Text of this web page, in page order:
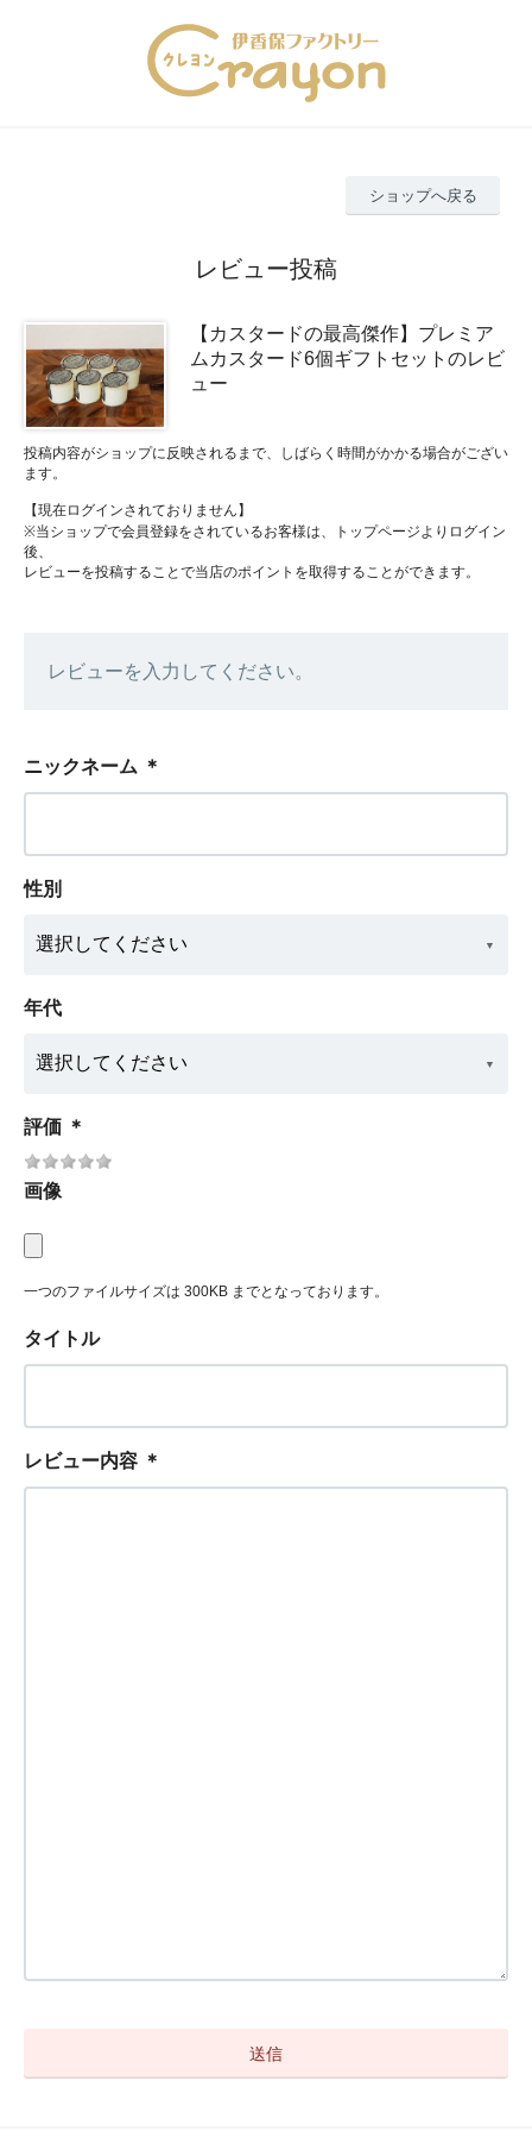
ショップへ戻る
レビュー投稿
【カスタードの最高傑作】プレミア
ムカスタード6個ギフトセットのレビ
ュー
投稿内容がショップに反映されるまで、しばらく時間がかかる場合がござい
ます。
【現在ログインされておりません】
※当ショップで会員登録をされているお客様は、トップページよりログイン
後、
レビューを投稿することで当店のポイントを取得することができます。
レビューを入力してください。
ニックネーム ＊
性別
年代
評価 ＊
画像
一つのファイルサイズは 300KB までとなっております。
タイトル
レビュー内容 ＊